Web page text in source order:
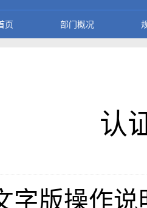
页 部门概况
认
字版操作说